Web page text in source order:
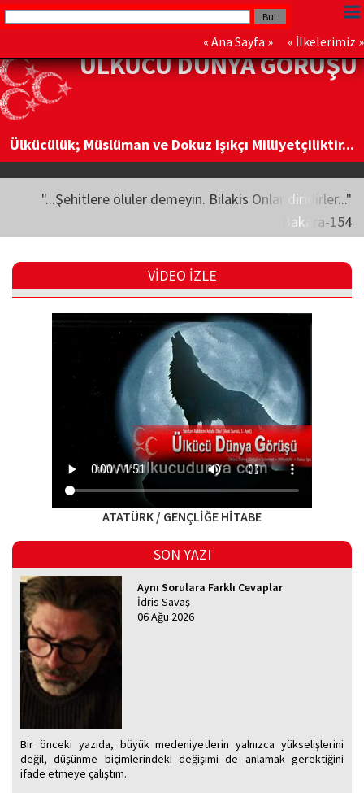
« Ana Sayfa » « İlkelerimiz »
ÜLKÜCÜ DÜNYA GÖRÜŞÜ
Ülkücülük; Müslüman ve Dokuz Işıkçı Milliyetçiliktir...
"...Şehitlere ölüler demeyin. Bilakis Onlar diridirler..."
Bakara-154
VİDEO İZLE
ATATÜRK / GENÇLİĞE HİTABE
SON YAZI
Aynı Sorulara Farklı Cevaplar
İdris Savaş
06 Ağu 2026
Bir önceki yazıda, büyük medeniyetlerin yalnızca yükselişlerini
değil, düşünme biçimlerindeki değişimi de anlamak gerektiğini
ifade etmeye çalıştım.